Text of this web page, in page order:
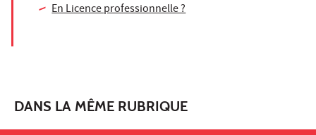
En Licence professionnelle ?
DANS LA MÊME RUBRIQUE